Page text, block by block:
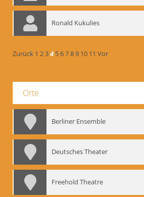
Ronald Kukulies
Zurück 1 234 56789 10 11 Vor
Orte
Berliner Ensemble
Deutsches Theater
Freehold Theatre